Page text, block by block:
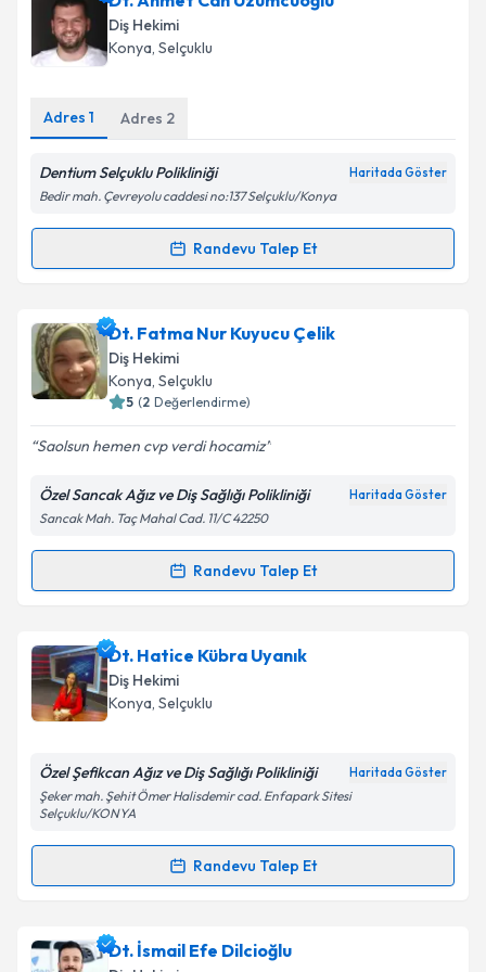
talebi oluşturun. Size bu uzmandan randevu almanız
için bir takvim hazırlandığında e-posta ile
bilgilendireceğiz.
Metni'ni okudum ve kişisel verilerimin belirtilen
kapsamda işlenmesini kabul ediyorum.
Takvim Talebini Gönder
Diş Hekimi
Konya, Selçuklu
Adres 1 Adres 2
Dentium Selçuklu Polikliniği Haritada Göster
Bedir mah. Çevreyolu caddesi no:137 Selçuklu/Konya
Randevu Talep Et
Randevu Takvimi Talebi
Dt. Ahmet Can Üzümcüoğluiçin randevu takvimi
talebi oluşturun. Size bu uzmandan randevu almanız
için bir takvim hazırlandığında e-posta ile
bilgilendireceğiz.
E-posta Adresiniz
Kişisel verilerimin işlenmesine ilişkinAydınlatma
'ni okudum ve kişisel verilerimin belirtilen
kapsamda işlenmesini kabul ediyorum.
Takvim Talebini Gönder
Dt. Fatma Nur Kuyucu Çelik
Diş Hekimi
Konya, Selçuklu
5 (2 Değerlendirme)
Saolsun hemen cvp verdi hocamiz
Özel Sancak Ağız ve Diş Sağlığı Polikliniği Haritada Göster
Sancak Mah. Taç Mahal Cad. 11/C 42250
Randevu Talep Et
Randevu Takvimi Talebi
Dt. Fatma Nur Kuyucu Çelikiçin randevu takvimi
talebi oluşturun. Size bu uzmandan randevu almanız
için bir takvim hazırlandığında e-posta ile
bilgilendireceğiz.
E-posta Adresiniz
Kişisel verilerimin işlenmesine ilişkin
Metni'ni okudum ve kişisel verilerimin belirtilen
Dt. Hatice Kübra Uyanık
Diş Hekimi
Konya, Selçuklu
Özel Şefikcan Ağız ve Diş Sağlığı Polikliniği Haritada Göster
Şeker mah. Şehit Ömer Halisdemir cad. Enfapark Sitesi
Selçuklu/KONYA
Randevu Talep Et
Randevu Takvimi Talebi
Dt. Hatice Kübra Uyanıkiçin randevu takvimi talebi
Dt. İsmail Efe Dilcioğlu